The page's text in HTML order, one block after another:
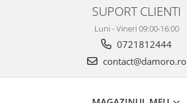
SUPORT CLIENTI
Luni - Vineri 09:00-16:00
0721812444
contact@damoro.ro